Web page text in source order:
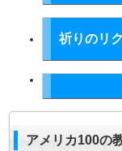
祈りのリ
アメリカ100の